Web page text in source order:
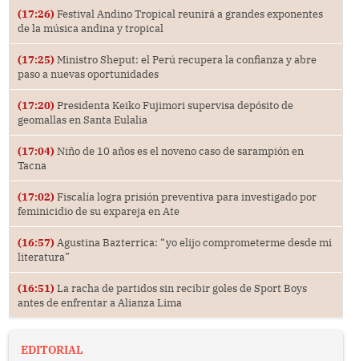
(17:26) Festival Andino Tropical reunirá a grandes exponentes
de la música andina y tropical
(17:25) Ministro Sheput: el Perú recupera la confianza y abre
paso a nuevas oportunidades
(17:20) Presidenta Keiko Fujimori supervisa depósito de
geomallas en Santa Eulalia
(17:04) Niño de 10 años es el noveno caso de sarampión en
Tacna
(17:02) Fiscalía logra prisión preventiva para investigado por
feminicidio de su expareja en Ate
(16:57) Agustina Bazterrica: “yo elijo comprometerme desde mi
literatura”
(16:51) La racha de partidos sin recibir goles de Sport Boys
antes de enfrentar a Alianza Lima
EDITORIAL